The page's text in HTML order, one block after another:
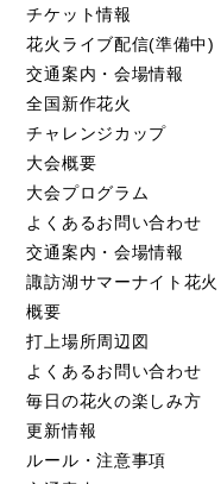
チケット情報
花火ライブ配信(準備中)
交通案内・会場情報
全国新作花火
チャレンジカップ
大会概要
大会プログラム
よくあるお問い合わせ
交通案内・会場情報
諏訪湖サマーナイト花火
概要
打上場所周辺図
よくあるお問い合わせ
毎日の花火の楽しみ方
更新情報
ルール・注意事項